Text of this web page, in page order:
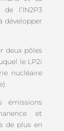
l’IN2P3
développer
deux pôles
le LP2i
nucléaire
émissions
et
de plus en